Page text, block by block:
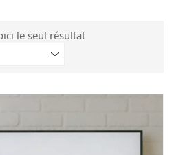
le seul résultat